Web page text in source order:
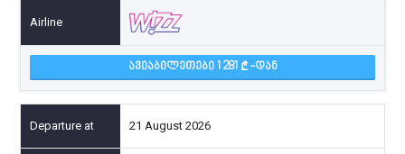
ᲐᲕᲘᲐᲑᲘᲚᲔᲗᲔᲑᲘ 1 281 -ᲓᲐᲜ
21 August 2026